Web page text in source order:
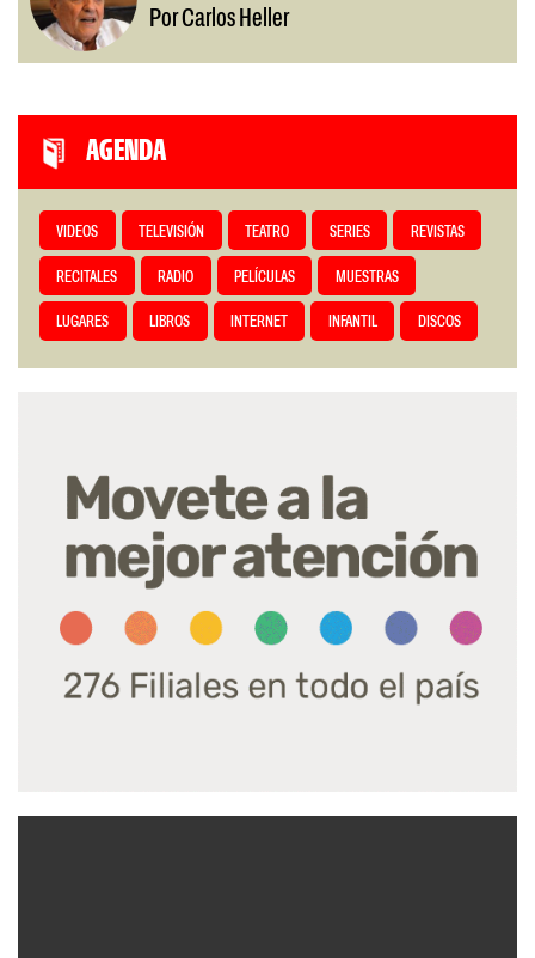
Por Carlos Heller
AGENDA
VIDEOS TELEVISIÓN TEATRO SERIES REVISTAS
RECITALES RADIO PELÍCULAS MUESTRAS
LUGARES LIBROS INTERNET INFANTIL DISCOS